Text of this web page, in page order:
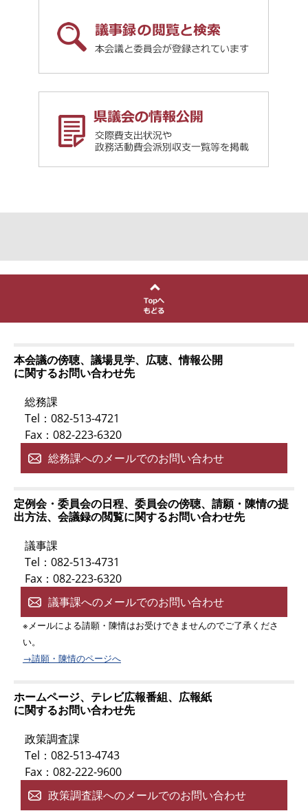
本会議の傍聴、議場見学、広聴、情報公開
に関するお問い合わせ先
総務課
Tel：082-513-4721
Fax：082-223-6320
総務課へのメールでのお問い合わせ
定例会・委員会の日程、委員会の傍聴、請願・陳情の提
出方法、会議録の閲覧に関するお問い合わせ先
議事課
Tel：082-513-4731
Fax：082-223-6320
議事課へのメールでのお問い合わせ
※メールによる請願・陳情はお受けできませんのでご了承くださ
い。
→請願・陳情のページへ
ホームページ、テレビ広報番組、広報紙
に関するお問い合わせ先
政策調査課
Tel：082-513-4743
Fax：082-222-9600
政策調査課へのメールでのお問い合わせ